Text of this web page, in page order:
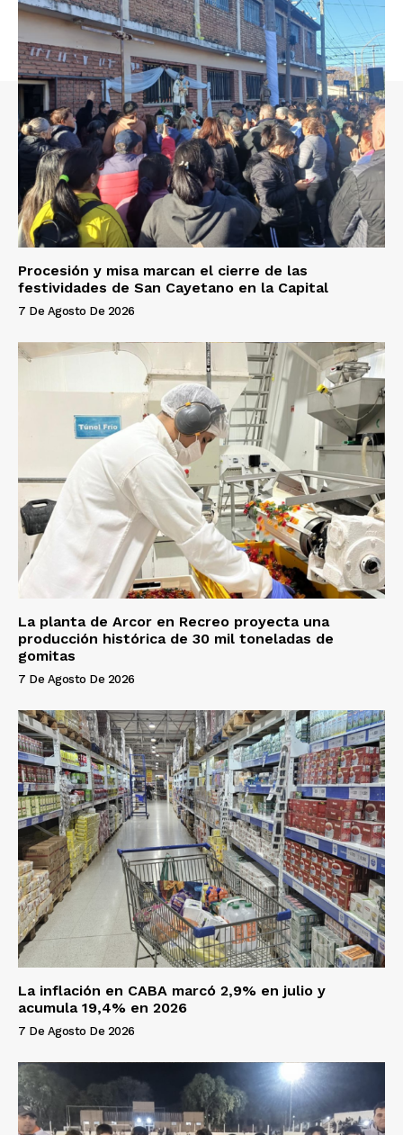
Procesión y misa marcan el cierre de las
festividades de San Cayetano en la Capital
7 De Agosto De 2026
La planta de Arcor en Recreo proyecta una
producción histórica de 30 mil toneladas de
gomitas
7 De Agosto De 2026
La inflación en CABA marcó 2,9% en julio y
acumula 19,4% en 2026
7 De Agosto De 2026